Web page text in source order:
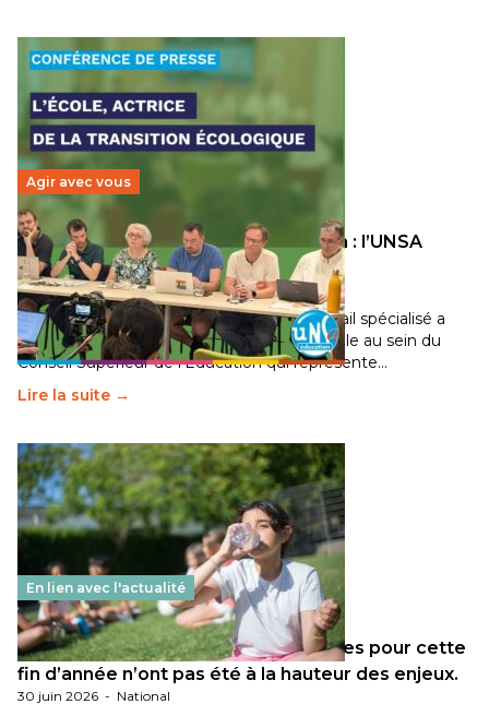
Agir avec vous
Transition écologique de l’éducation : l’UNSA
Éducation fait bouger les lignes
30 juin 2026-National
Pendant plusieurs mois, un groupe de travail spécialisé a
travaillé sur la transition écologique de l’Ecole au sein du
Conseil Supérieur de l’Éducation qui représente…
Lire la suite →
En lien avec l'actualité
Les décisions ministérielles attendues pour cette
fin d’année n’ont pas été à la hauteur des enjeux.
30 juin 2026 - National